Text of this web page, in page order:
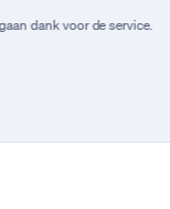
voor de service.